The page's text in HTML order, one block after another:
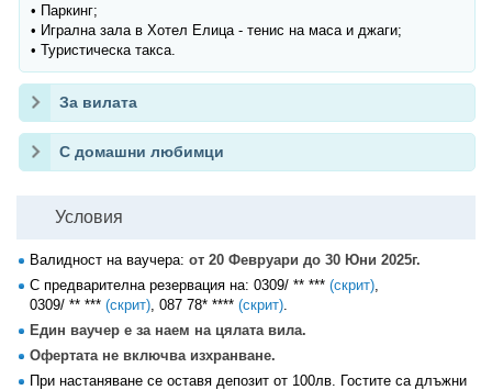
• Паркинг;
• Игрална зала в Хотел Елица - тенис на маса и джаги;
• Туристическа такса.
За вилата
С домашни любимци
Условия
Валидност на ваучера: от 20 Февруари до 30 Юни 2025г.
С предварителна резервация на: 0309/ ** *** (скрит)
0309/ ** *** (скрит) 087 78* **** (скрит)
Един ваучер е за наем на цялата вила.
Офертата не включва изхранване.
При настаняване се оставя депозит от 100лв. Гостите са длъжни